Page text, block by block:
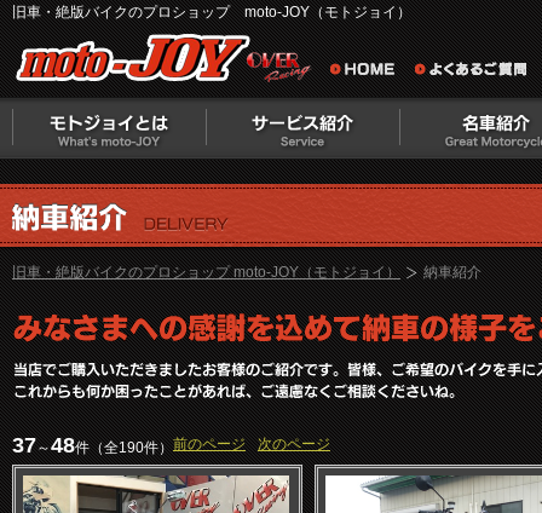
旧車・絶版バイクのプロショップ moto-JOY（モトジョイ）
旧車・絶版バイクのプロショップ moto-JOY（モトジョイ） 納車紹介
37～48件（全190件）前のページ 次のページ